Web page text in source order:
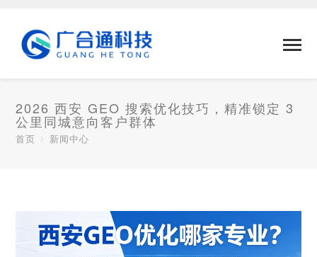
2026 西安 GEO 搜索优化技巧，精准锁定 3
公里同城意向客户群体
首页 新闻中心